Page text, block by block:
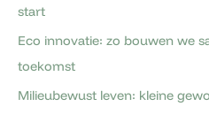
start
Eco innovatie: zo bouwen we
toekomst
Milieubewust leven: kleine